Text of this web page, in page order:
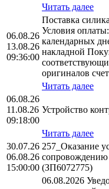
Читать далее
06.08.26
13.08.26
09:36:00
Поставка
Условия
календарных
накладной
оригиналов
Читать далее
06.08.26
11.08.26
09:18:00
Устройство
Читать далее
30.07.26
06.08.26
15:00:00
257_Оказание
(ЗП6072775)
06.08.2026